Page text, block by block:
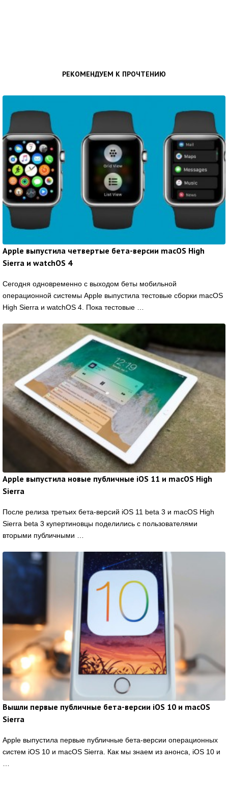
РЕКОМЕНДУЕМ К ПРОЧТЕНИЮ
Apple выпустила четвертые бета-версии macOS High
Sierra и watchOS 4
Сегодня одновременно с выходом беты мобильной
операционной системы Apple выпустила тестовые сборки macOS
High Sierra и watchOS 4. Пока тестовые …
Apple выпустила новые публичные iOS 11 и macOS High
Sierra
После релиза третьих бета-версий iOS 11 beta 3 и macOS High
Sierra beta 3 купертиновцы поделились с пользователями
вторыми публичными …
Вышли первые публичные бета-версии iOS 10 и macOS
Sierra
Apple выпустила первые публичные бета-версии операционных
систем iOS 10 и macOS Sierra. Как мы знаем из анонса, iOS 10 и
…